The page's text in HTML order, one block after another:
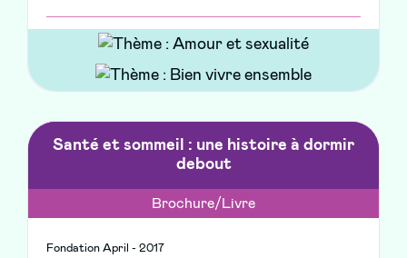
Santé et sommeil : une histoire à dormir
debout
Brochure/Livre
Fondation April - 2017